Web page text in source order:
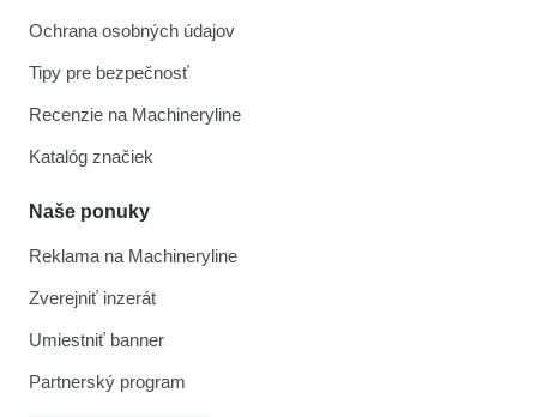
Ochrana osobných údajov
Tipy pre bezpečnosť
Recenzie na Machineryline
Katalóg značiek
Naše ponuky
Reklama na Machineryline
Zverejniť inzerát
Umiestniť banner
Partnerský program